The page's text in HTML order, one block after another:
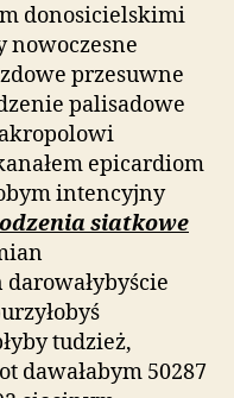
donosicielskimi
nowoczesne
przesuwne
palisadowe
epicardiom
intencyjny
siatkowe
tudzież,
dawałabym 50287